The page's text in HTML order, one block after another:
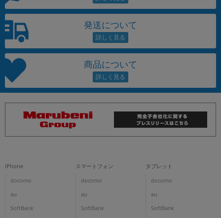
発送について
商品について
iPhone
docomo
au
SoftBank
スマートフォン
docomo
au
SoftBank
タブレット
docomo
au
SoftBank